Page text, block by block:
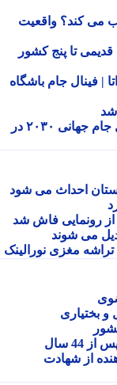
کند؟ واقعیت
تا پنج کشور
جام باشگاه
اینفانتینو استعفا نداد؛ پیشنهاد برگزاری فینال جام جهانی ۲۰۳۰ در
احداث می شود
می شوند
مغزی نورالینک
از شهادت